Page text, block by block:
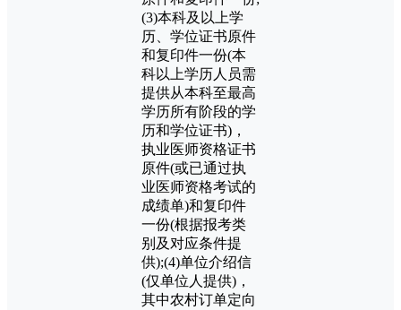
(3)本科及以上学
历、学位证书原件
和复印件一份(本
科以上学历人员需
提供从本科至最高
学历所有阶段的学
历和学位证书)，
执业医师资格证书
原件(或已通过执
业医师资格考试的
成绩单)和复印件
一份(根据报考类
别及对应条件提
供);(4)单位介绍信
(仅单位人提供)，
其中农村订单定向